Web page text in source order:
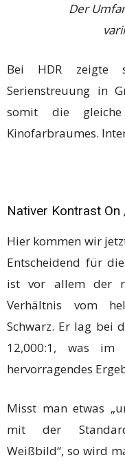
Der
Bei HDR zeigte
Serienstreuung in
somit die
Kinofarbraumes.
Nativer Kontrast
Hier kommen wir
Entscheidend für
ist vor allem der
Verhältnis vom
Schwarz. Er lag bei
12,000:1, was im
hervorragendes
Misst man etwas
mit der
Weißbild“, so wird